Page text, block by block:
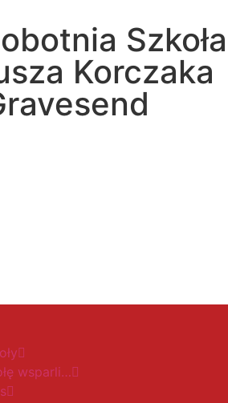
Szkoła
Korczaka
wsparli…